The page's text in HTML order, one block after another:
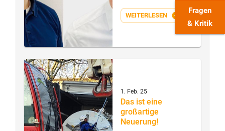
WEITERLESEN
1. Feb. 25
Das ist eine
großartige
Neuerung!
Fragen
& Kritik